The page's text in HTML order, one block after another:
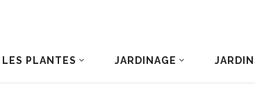
LES PLANTES JARDINAGE